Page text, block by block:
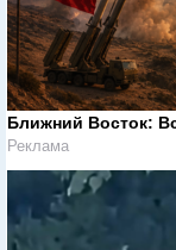
Ближний Восток:
Реклама